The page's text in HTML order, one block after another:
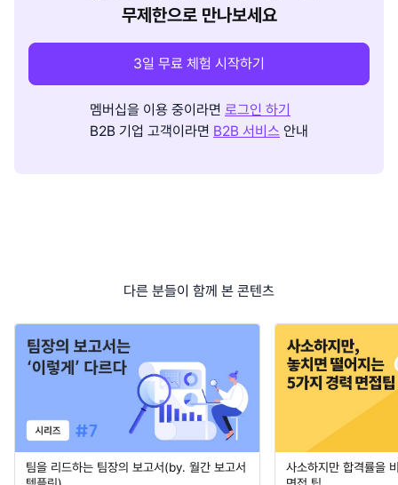
무제한으로 만나보세요
3일 무료 체험 시작하기
멤버십을 이용 중이라면 로그인 하기
B2B 기업 고객이라면 B2B 서비스 안내
다른 분들이 함께 본 콘텐츠
팀을 리드하는 팀장의 보고서(by. 월간 보고서
사소하지만 합격률을